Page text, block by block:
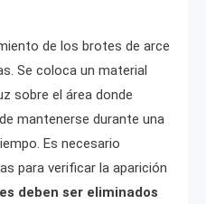
de los brotes de arce
Se coloca un material
sobre el área donde
mantenerse durante una
Es necesario
para verificar la aparición
deben ser eliminados